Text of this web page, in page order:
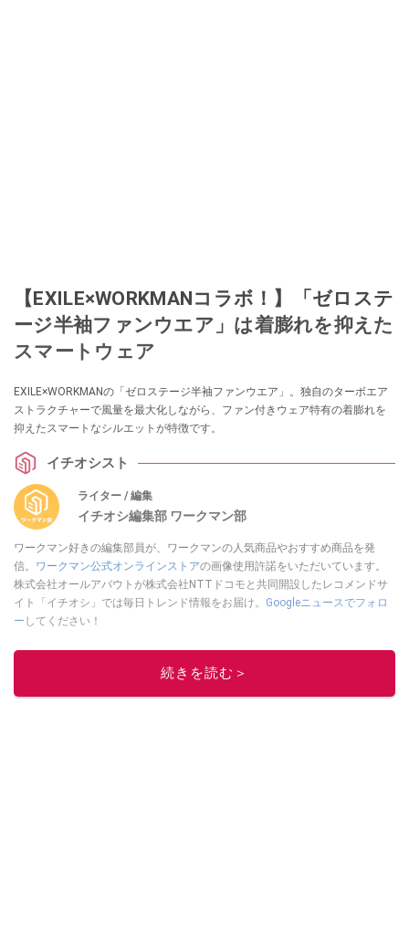
【EXILE×WORKMANコラボ！】「ゼロステ
ージ半袖ファンウエア」は着膨れを抑えた
スマートウェア
EXILE×WORKMANの「ゼロステージ半袖ファンウエア」。独自のターボエア
ストラクチャーで風量を最大化しながら、ファン付きウェア特有の着膨れを
抑えたスマートなシルエットが特徴です。
イチオシスト
ライター / 編集
イチオシ編集部 ワークマン部
ワークマン好きの編集部員が、ワークマンの人気商品やおすすめ商品を発
信。 ワークマン公式オンラインストアの画像使用許諾をいただいています。
株式会社オールアバウトが株式会社NTTドコモと共同開設したレコメンドサ
イト「イチオシ」では毎日トレンド情報をお届け。 Googleニュースでフォロ
ー してください！
このイチオシストの他の記事を読む
続きを読む＞